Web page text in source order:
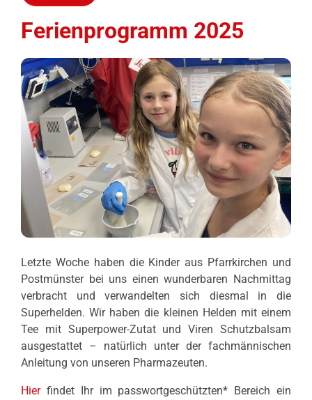
Ferienprogramm 2025
Letzte Woche haben die Kinder aus Pfarrkirchen und
Postmünster bei uns einen wunderbaren Nachmittag
verbracht und verwandelten sich diesmal in die
Superhelden. Wir haben die kleinen Helden mit einem
Tee mit Superpower-Zutat und Viren Schutzbalsam
ausgestattet – natürlich unter der fachmännischen
Anleitung von unseren Pharmazeuten.
Hierfindet Ihr im passwortgeschützten* Bereich ein